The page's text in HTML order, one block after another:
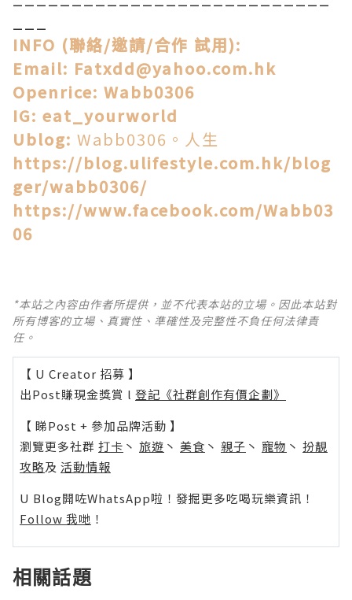
INFO (聯絡/邀請/合作 試用):
Email: Fatxdd@yahoo.com.hk
Openrice: Wabb0306
IG: eat_yourworld
Ublog: Wabb0306。人生
https://blog.ulifestyle.com.hk/blog
ger/wabb0306/
https://www.facebook.com/Wabb03
06
*本站之內容由作者所提供，並不代表本站的立場。因此本站對
所有博客的立場、真實性、準確性及完整性不負任何法律責
任。
【 U Creator 招募 】
出Post賺現金獎賞 l 登記《社群創作有價企劃》
【 睇Post + 參加品牌活動 】
瀏覽更多社群 打卡 丶 旅遊 丶 美食 丶 親子 丶 寵物 丶 扮靚
攻略及 活動情報
U Blog開咗WhatsApp啦！發掘更多吃喝玩樂資訊！
Follow 我哋 ！
相關話題